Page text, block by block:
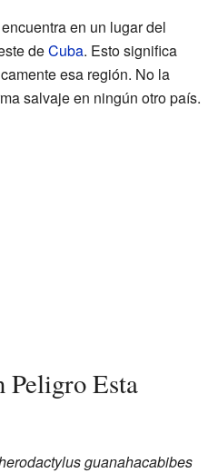
en un lugar del
deCuba. Esto significa
esa región. No la
salvaje en ningún otro país.
Peligro Esta
guanahacabibes